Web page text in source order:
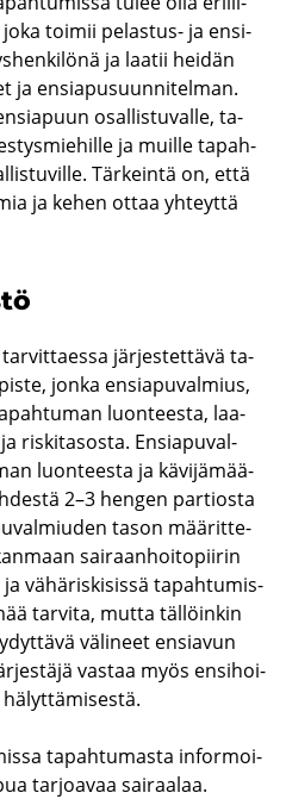
toi­mii pelastus-​ ja en­si­
ja laa­tii hei­dän
ja en­sia­pusuun­ni­tel­man.
osal­lis­tu­val­le, ta­
ja muil­le ta­pah­
Tär­kein­tä on, että
ja kehen ottaa yh­teyt­tä
jär­jes­tet­tä­vä ta­
jonka en­sia­pu­val­mius,
luon­tees­ta, laa­
ris­ki­ta­sos­ta. En­sia­pu­val­
luon­tees­ta ja kä­vi­jä­mää­
2–3 hen­gen par­tios­ta
tason mää­rit­te­
sai­raan­hoi­to­pii­rin
ja vä­hä­ris­ki­sis­sä ta­pah­tu­mis­
tar­vi­ta, mutta täl­löin­kin
vä­li­neet en­sia­vun
vas­taa myös en­si­hoi­
ta­pah­tu­mas­ta in­for­moi­
tar­joa­vaa sai­raa­laa.